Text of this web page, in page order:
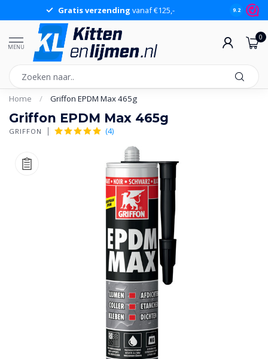
Gratis verzending vanaf €125,- 9.2
MENU
0
Home / Griffon EPDM Max 465g
Griffon EPDM Max 465g
GRIFFON (4)